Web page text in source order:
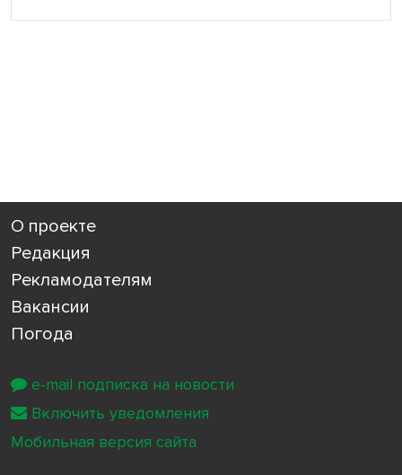
О проекте
Редакция
Рекламодателям
Вакансии
Погода
e-mail подписка на новости
Включить уведомления
Мобильная версия сайта